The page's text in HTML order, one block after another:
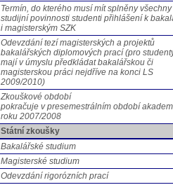
Termín, do kterého musí mít splněny všechny
studijní povinnosti studenti přihlášení k
i magisterským SZK
Odevzdání tezí magisterských a projektů
bakalářských diplomových prací (pro
mají v úmyslu předkládat bakalářskou či
magisterskou práci nejdříve na konci LS
2009/2010)
Zkouškové období
pokračuje v presemestrálním období
roku 2007/2008
Státní zkoušky
Bakalářské studium
Magisterské studium
Odevzdání rigorózních prací